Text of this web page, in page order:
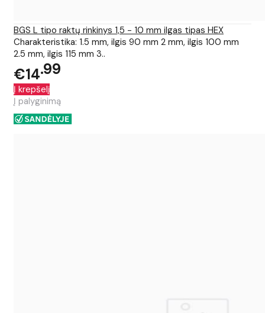
BGS L tipo raktų rinkinys 1,5 - 10 mm ilgas tipas HEX
Charakteristika: 1.5 mm, ilgis 90 mm 2 mm, ilgis 100 mm
2.5 mm, ilgis 115 mm 3..
€14 99
Į krepšelį
Į palyginimą